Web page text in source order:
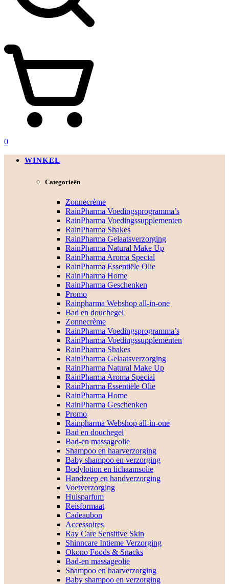
0
WINKEL
Categorieën
Zonnecrème
RainPharma Voedingsprogramma’s
RainPharma Voedingssupplementen
RainPharma Shakes
RainPharma Gelaatsverzorging
RainPharma Natural Make Up
RainPharma Aroma Special
RainPharma Essentiële Olie
RainPharma Home
RainPharma Geschenken
Promo
Rainpharma Webshop all-in-one
Bad en douchegel
Zonnecrème
RainPharma Voedingsprogramma’s
RainPharma Voedingssupplementen
RainPharma Shakes
RainPharma Gelaatsverzorging
RainPharma Natural Make Up
RainPharma Aroma Special
RainPharma Essentiële Olie
RainPharma Home
RainPharma Geschenken
Promo
Rainpharma Webshop all-in-one
Bad en douchegel
Bad-en massageolie
Shampoo en haarverzorging
Baby shampoo en verzorging
Bodylotion en lichaamsolie
Handzeep en handverzorging
Voetverzorging
Huisparfum
Reisformaat
Cadeaubon
Accessoires
Ray Care Sensitive Skin
Shinncare Intieme Verzorging
Okono Foods & Snacks
Bad-en massageolie
Shampoo en haarverzorging
Baby shampoo en verzorging